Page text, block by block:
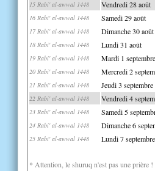
15 Rabi' al-awwal 1448 Vendredi 28 août
16 Rabi' al-awwal 1448 Samedi 29 août
17 Rabi' al-awwal 1448 Dimanche 30 août
18 Rabi' al-awwal 1448 Lundi 31 août
19 Rabi' al-awwal 1448 Mardi 1 septembre
20 Rabi' al-awwal 1448 Mercredi 2
21 Rabi' al-awwal 1448 Jeudi 3 septembre
22 Rabi' al-awwal 1448 Vendredi 4
23 Rabi' al-awwal 1448 Samedi 5
24 Rabi' al-awwal 1448 Dimanche 6
25 Rabi' al-awwal 1448 Lundi 7 septembre
* Attention, le shuruq n'est pas une prière